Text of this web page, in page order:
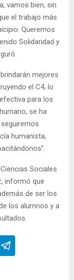
vamos bien, sin
el trabajo más
Queremos
Solidaridad y
mejores
el C4, lo
para los
se ha
humanista,
Sociales
informó que
de ser los
los alumnos y a